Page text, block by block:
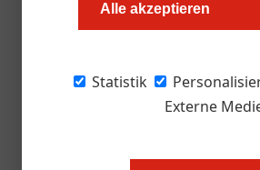
Alle akzeptieren
Statistik
Externe
Julia Schwarz
Die Wiener
Wiener Schmäh und
Bild oben: